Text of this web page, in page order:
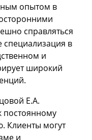
опытом в
справляться
в
и
широкий
Е.А.
постоянному
Клиенты могут
и